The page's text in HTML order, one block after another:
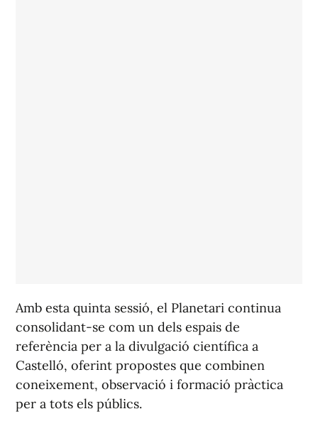
Amb esta quinta sessió, el Planetari continua
consolidant-se com un dels espais de
referència per a la divulgació científica a
Castelló, oferint propostes que combinen
coneixement, observació i formació pràctica
per a tots els públics.